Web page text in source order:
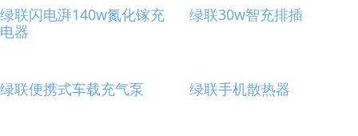
绿联闪电湃140w氮化镓充
电器
绿联30w智充排插
绿联便携式车载充气泵 绿联手机散热器